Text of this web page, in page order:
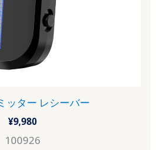
ッター レシーバー
¥9,980
100926